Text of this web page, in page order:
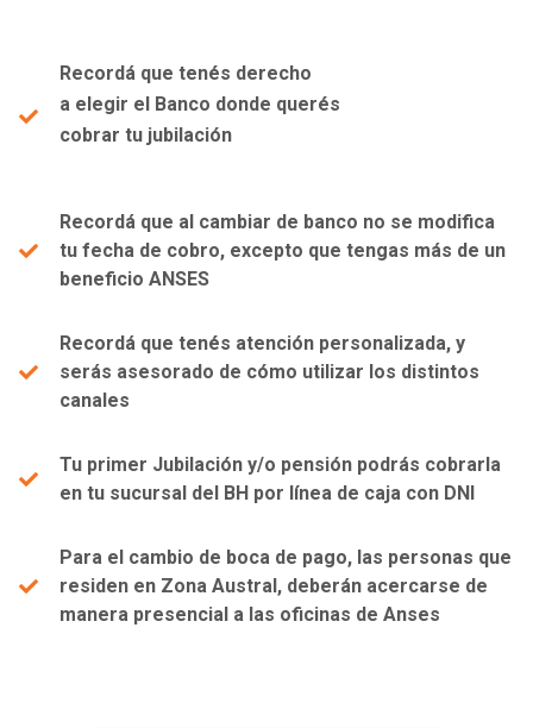
Recordá que tenés derecho
a elegir el Banco donde querés
cobrar tu jubilación
Recordá que al cambiar de banco no se modifica
tu fecha de cobro, excepto que tengas más de un
beneficio ANSES
Recordá que tenés atención personalizada, y
serás asesorado de cómo utilizar los distintos
canales
Tu primer Jubilación y/o pensión podrás cobrarla
en tu sucursal del BH por línea de caja con DNI
Para el cambio de boca de pago, las personas que
residen en Zona Austral, deberán acercarse de
manera presencial a las oficinas de Anses